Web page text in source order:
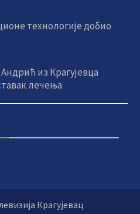
технологије добио
из Крагујевца
лечења
Крагујевац